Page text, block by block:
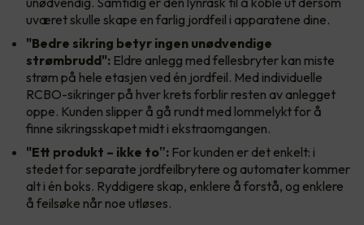
uværet skulle skape en farlig jordfeil i apparatene dine.
"Bedre sikring betyr ingen unødvendige
strømbrudd": Eldre anlegg med fellesbryter kan miste
strøm på hele etasjen ved én jordfeil. Med individuelle
RCBO-sikringer på hver krets forblir resten av anlegget
oppe. Kunden slipper å gå rundt med lommelykt for å
finne sikringsskapet midt i ekstraomgangen.
"Ett produkt – ikke to‟: For kunden er det enkelt: i
stedet for separate jordfeilbrytere og automater kommer
alt i én boks. Ryddigere skap, enklere å forstå, og enklere
å feilsøke når noe utløses.